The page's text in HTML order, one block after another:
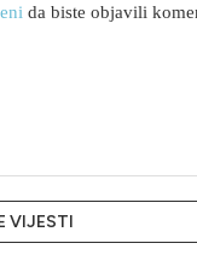
da biste objavili
VIJESTI